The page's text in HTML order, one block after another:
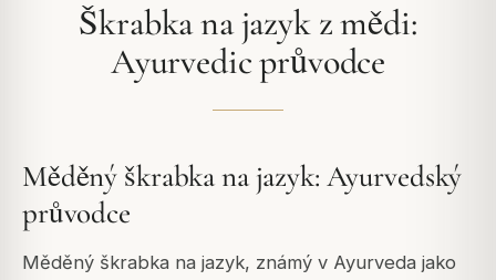
Škrabka na jazyk z mědi:
Ayurvedic průvodce
Měděný škrabka na jazyk: Ayurvedský
průvodce
Měděný škrabka na jazyk, známý v Ayurveda jako